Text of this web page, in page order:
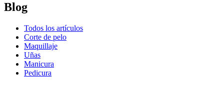
Blog
Todos los artículos
Corte de pelo
Maquillaje
Uñas
Manicura
Pedicura